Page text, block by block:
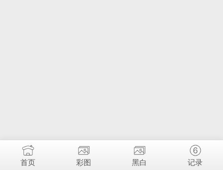
首页 彩图 黑白 记录